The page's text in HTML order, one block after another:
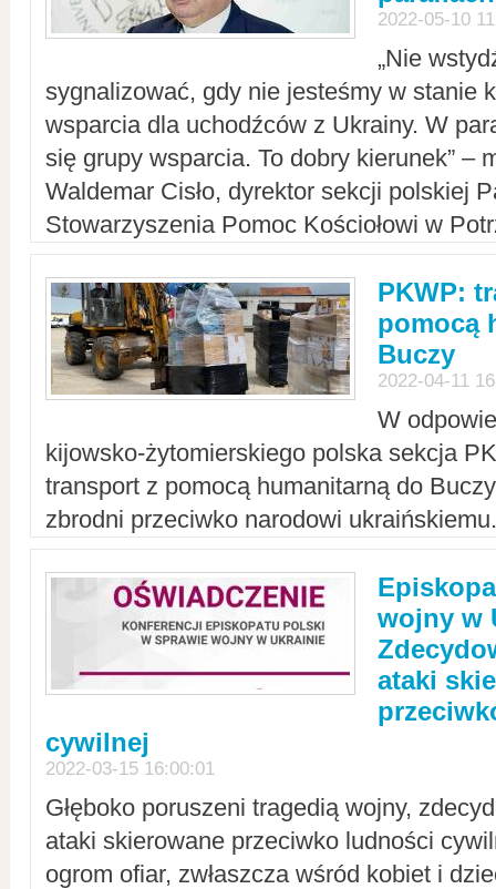
2022-05-10
„Nie
sygnalizować, gdy nie jesteśmy w stanie
wsparcia dla uchodźców z Ukrainy. W
się grupy wsparcia. To dobry kierunek” –
Waldemar Cisło, dyrektor sekcji polskiej
Stowarzyszenia Pomoc Kościołowi w
PKWP:
pomocą
Buczy
2022-04-11
W
kijowsko-żytomierskiego polska sekcja
transport z pomocą humanitarną do
zbrodni przeciwko narodowi
wojny w
ataki
cywilnej
2022-03-15 16:00:01
Głęboko poruszeni tragedią wojny,
ataki skierowane przeciwko ludności
ogrom ofiar, zwłaszcza wśród kobiet i